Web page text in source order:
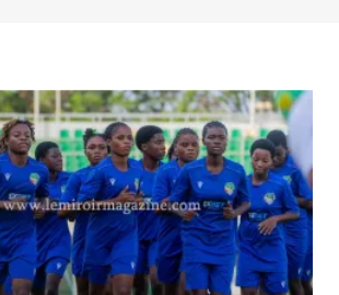
*
*
mon nom, mon e-mail et mon
le navigateur pour mon prochain